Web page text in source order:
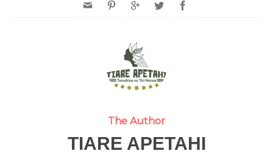
The Author
TIARE APETAHI